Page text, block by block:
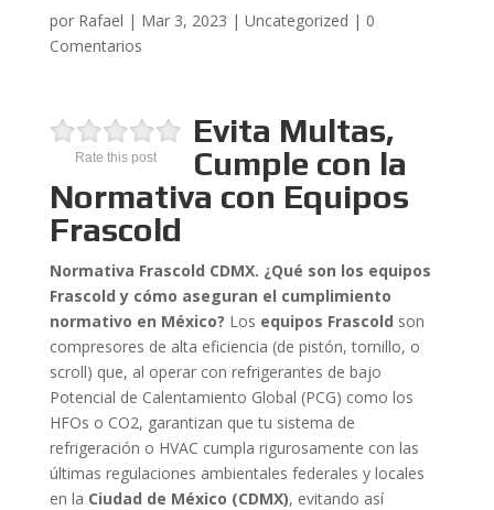
por Rafael | Mar 3, 2023 | Uncategorized | 0
Comentarios
Rate this post
Evita Multas,
Cumple con la
Normativa con Equipos
Frascold
Normativa Frascold CDMX. ¿Qué son los equipos
Frascold y cómo aseguran el cumplimiento
normativo en México? Los equipos Frascold son
compresores de alta eficiencia (de pistón, tornillo, o
scroll) que, al operar con refrigerantes de bajo
Potencial de Calentamiento Global (PCG) como los
HFOs o CO2, garantizan que tu sistema de
refrigeración o HVAC cumpla rigurosamente con las
últimas regulaciones ambientales federales y locales
en la Ciudad de México (CDMX), evitando así